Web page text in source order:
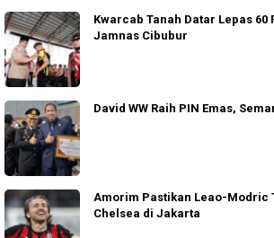
Kwarcab Tanah Datar Lepas 60
Jamnas Cibubur
David WW Raih PIN Emas,
Amorim Pastikan Leao-Modric
Chelsea di Jakarta